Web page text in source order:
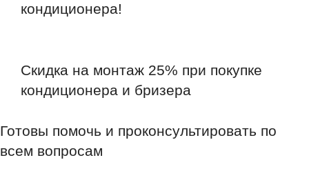
кондиционера!
Скидка на монтаж 25% при покупке
кондиционера и бризера
Готовы помочь и проконсультировать по
всем вопросам